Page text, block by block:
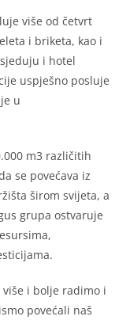
više od četvrt
i briketa, kao i
i hotel
uspješno posluje
u
m3 različitih
se povećava iz
širom svijeta, a
grupa ostvaruje
i bolje radimo i
povećali naš